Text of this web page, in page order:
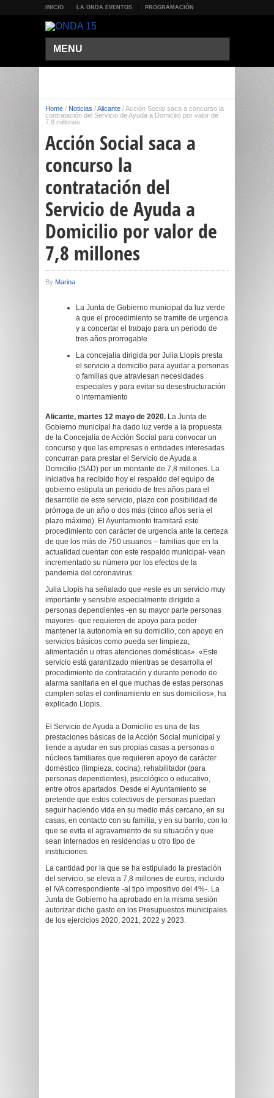
INICIO LA ONDA EVENTOS PROGRAMACIÓN
MENU
Home / Noticias /Alicante /Acción Social saca a concurso la
contratación del Servicio de Ayuda a Domicilio por valor de
7,8 millones
Acción Social saca a
concurso la
contratación del
Servicio de Ayuda a
Domicilio por valor de
7,8 millones
By Marina
La Junta de Gobierno municipal da luz verde
a que el procedimiento se tramite de urgencia
y a concertar el trabajo para un periodo de
tres años prorrogable
La concejalía dirigida por Julia Llopis presta
el servicio a domicilio para ayudar a personas
o familias que atraviesan necesidades
especiales y para evitar su desestructuración
o internamiento
Alicante, martes 12 mayo de 2020. La Junta de
Gobierno municipal ha dado luz verde a la propuesta
de la Concejalía de Acción Social para convocar un
concurso y que las empresas o entidades interesadas
concurran para prestar el Servicio de Ayuda a
Domicilio (SAD) por un montante de 7,8 millones. La
iniciativa ha recibido hoy el respaldo del equipo de
gobierno estipula un periodo de tres años para el
desarrollo de este servicio, plazo con posibilidad de
prórroga de un año o dos más (cinco años sería el
plazo máximo). El Ayuntamiento tramitará este
procedimiento con carácter de urgencia ante la certeza
de que los más de 750 usuarios – familias que en la
actualidad cuentan con este respaldo municipal- vean
incrementado su número por los efectos de la
pandemia del coronavirus.
Julia Llopis ha señalado que «este es un servicio muy
importante y sensible especialmente dirigido a
personas dependientes -en su mayor parte personas
mayores- que requieren de apoyo para poder
mantener la autonomía en su domicilio, con apoyo en
servicios básicos como pueda ser limpieza,
alimentación u otras atenciones domésticas». «Este
servicio está garantizado mientras se desarrolla el
procedimiento de contratación y durante periodo de
alarma sanitaria en el que muchas de estas personas
cumplen solas el confinamiento en sus domicilios», ha
explicado Llopis.
El Servicio de Ayuda a Domicilio es una de las
prestaciones básicas de la Acción Social municipal y
tiende a ayudar en sus propias casas a personas o
núcleos familiares que requieren apoyo de carácter
doméstico (limpieza, cocina), rehabilitador (para
personas dependientes), psicológico o educativo,
entre otros apartados. Desde el Ayuntamiento se
pretende que estos colectivos de personas puedan
seguir haciendo vida en su medio más cercano, en su
casas, en contacto con su familia, y en su barrio, con lo
que se evita el agravamiento de su situación y que
sean internados en residencias u otro tipo de
instituciones.
La cantidad por la que se ha estipulado la prestación
del servicio, se eleva a 7,8 millones de euros, incluido
el IVA correspondiente -al tipo impositivo del 4%-. La
Junta de Gobierno ha aprobado en la misma sesión
autorizar dicho gasto en los Presupuestos municipales
de los ejercicios 2020, 2021, 2022 y 2023.